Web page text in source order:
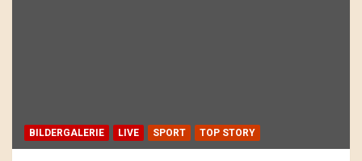
BILDERGALERIE LIVE SPORT TOP STORY